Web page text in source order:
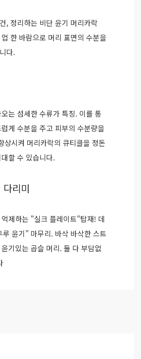
, 정리하는 비단 윤기 머리카락
한 바람으로 머리 표면의 수분을
다.
는 섬세한 수류가 특징. 이를 통
게 수분을 주고 피부의 수분량을
상시켜 머리카락의 큐티클을 정돈
할 수 있습니다.
리미
제하는 "실크 플레이트"탑재! 데
루 윤기” 마무리. 바삭 바삭한 스트
기있는 곱슬 머리. 둘 다 부담없